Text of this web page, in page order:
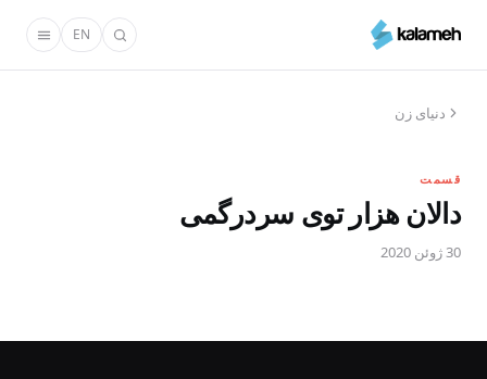
محتوای
EN
دنیای زن
قسمت
دالان هزار توی سردرگمی
30 ژوئن 2020